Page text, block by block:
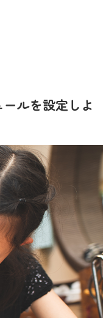
ルを設定しよ